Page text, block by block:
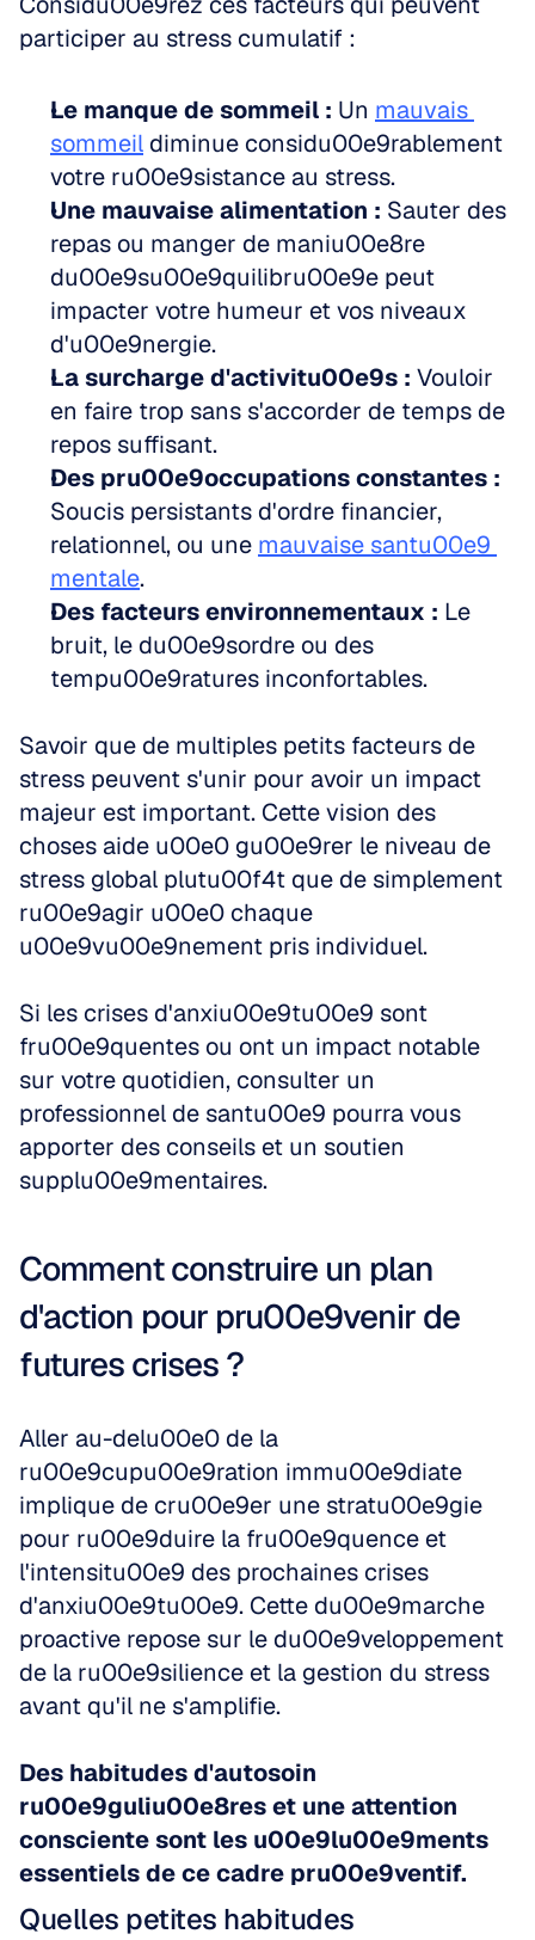
participer au stress cumulatif :
Le manque de sommeil : Un mauvais
sommeil diminue considu00e9rablement
votre ru00e9sistance au stress.
Une mauvaise alimentation : Sauter des
repas ou manger de maniu00e8re
du00e9su00e9quilibru00e9e peut
impacter votre humeur et vos niveaux
d'u00e9nergie.
La surcharge d'activitu00e9s : Vouloir
en faire trop sans s'accorder de temps de
repos suffisant.
Des pru00e9occupations constantes :
Soucis persistants d'ordre financier,
relationnel, ou une mauvaise santu00e9
mentale.
Des facteurs environnementaux : Le
bruit, le du00e9sordre ou des
tempu00e9ratures inconfortables.
Savoir que de multiples petits facteurs de
stress peuvent s'unir pour avoir un impact
majeur est important. Cette vision des
choses aide u00e0 gu00e9rer le niveau de
stress global plutu00f4t que de simplement
ru00e9agir u00e0 chaque
u00e9vu00e9nement pris individuel.
Si les crises d'anxiu00e9tu00e9 sont
fru00e9quentes ou ont un impact notable
sur votre quotidien, consulter un
professionnel de santu00e9 pourra vous
apporter des conseils et un soutien
supplu00e9mentaires.
Comment construire un plan
d'action pour pru00e9venir de
futures crises ?
Aller au-delu00e0 de la
ru00e9cupu00e9ration immu00e9diate
implique de cru00e9er une stratu00e9gie
pour ru00e9duire la fru00e9quence et
l'intensitu00e9 des prochaines crises
d'anxiu00e9tu00e9. Cette du00e9marche
proactive repose sur le du00e9veloppement
de la ru00e9silience et la gestion du stress
avant qu'il ne s'amplifie.
Des habitudes d'autosoin
ru00e9guliu00e8res et une attention
consciente sont les u00e9lu00e9ments
essentiels de ce cadre pru00e9ventif.
Quelles petites habitudes